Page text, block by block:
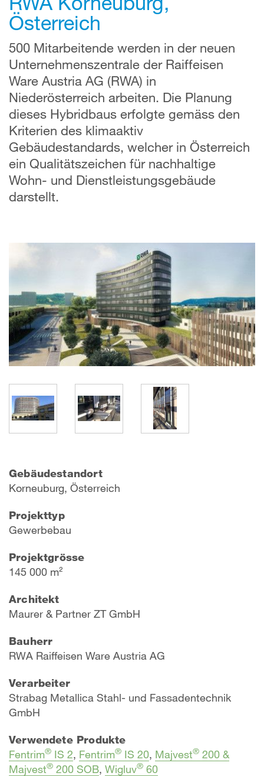
Österreich
500 Mitarbeitende werden in der neuen
Unternehmenszentrale der Raiffeisen
Ware Austria AG (RWA) in
Niederösterreich arbeiten. Die Planung
dieses Hybridbaus erfolgte gemäss den
Kriterien des klimaaktiv
Gebäudestandards, welcher in Österreich
ein Qualitätszeichen für nachhaltige
Wohn- und Dienstleistungsgebäude
darstellt.
Gebäudestandort
Korneuburg, Österreich
Projekttyp
Gewerbebau
Projektgrösse
145 000 m²
Architekt
Maurer & Partner ZT GmbH
Bauherr
RWA Raiffeisen Ware Austria AG
Verarbeiter
Strabag Metallica Stahl- und Fassadentechnik
GmbH
Verwendete Produkte
Fentrim® IS 2, Fentrim® IS 20, Majvest® 200 &
Majvest® 200 SOB, Wigluv® 60